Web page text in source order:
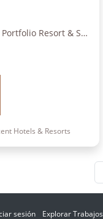
La Posada de Santa Fe, a Tribute Portfolio Resort & Spa
Hotels & Resorts
sesión Explorar Trabajos